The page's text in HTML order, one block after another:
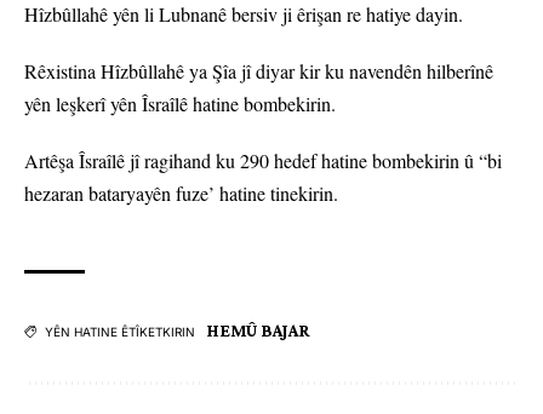
Hîzbûllahê yên li Lubnanê bersiv ji êrişan re hatiye dayin.
Rêxistina Hîzbûllahê ya Şîa jî diyar kir ku navendên hilberînê
yên leşkerî yên Îsraîlê hatine bombekirin.
Artêşa Îsraîlê jî ragihand ku 290 hedef hatine bombekirin û “bi
hezaran bataryayên fuze’ hatine tinekirin.
YÊN HATINE ÊTÎKETKIRIN HEMÛ BAJAR